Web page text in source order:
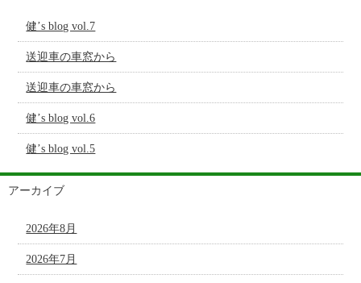
健’s blog vol.7
送迎車の車窓から
送迎車の車窓から
健’s blog vol.6
健’s blog vol.5
アーカイブ
2026年8月
2026年7月